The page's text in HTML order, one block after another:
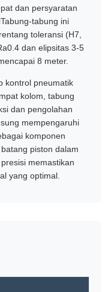
dan persyaratan
tabung ini
toleransi (H7,
dan elipsitas 3-5
8 meter.
kontrol pneumatik
kolom, tabung
dan pengolahan
mempengaruhi
komponen
piston dalam
memastikan
yang optimal.